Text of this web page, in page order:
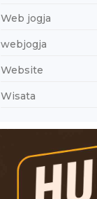
Web jogja
webjogja
Website
Wisata